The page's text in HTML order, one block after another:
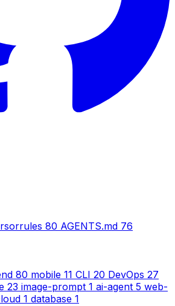
80 AGENTS.md 76
80 mobile 11 CLI 20 DevOps 27
23 image-prompt 1 ai-agent 5 web-
1 database 1